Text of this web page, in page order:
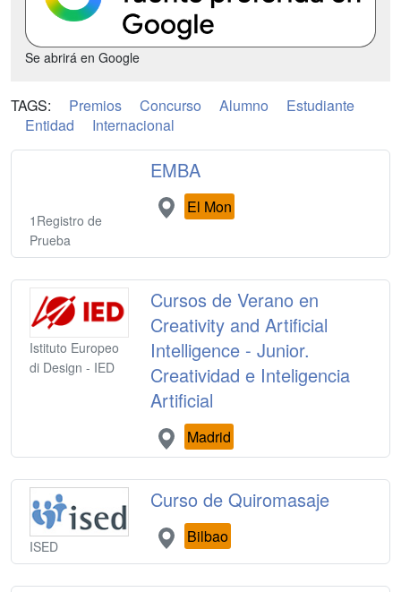
Se abrirá en Google
TAGS: Premios Concurso Alumno
Estudiante
Entidad
Internacional
1Registro de
Prueba
EMBA
El Mon
Istituto Europeo
di Design - IED
Cursos de Verano en
Creativity and Artificial
Intelligence - Junior.
Creatividad e Inteligencia
Artificial
Madrid
ISED
Curso de Quiromasaje
Bilbao